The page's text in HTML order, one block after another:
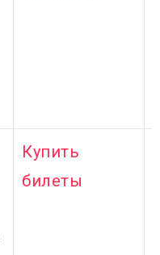
Купить
билеты